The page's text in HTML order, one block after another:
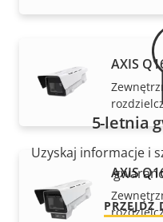
AXIS
AXIS
5-letnia
Uzyskaj informacje i
PRZEJDŹ